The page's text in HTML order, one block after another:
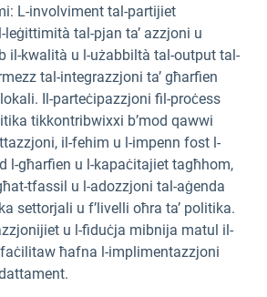
L-involviment tal-partijiet
tal-pjan ta’ azzjoni u
il-kwalità u l-użabbiltà tal-output tal-
tal-integrazzjoni ta’ għarfien
Il-parteċipazzjoni fil-proċess
tikkontribwixxi b’mod qawwi
il-fehim u l-impenn fost l-
l-għarfien u l-kapaċitajiet tagħhom,
tfassil u l-adozzjoni tal-aġenda
settorjali u f’livelli oħra ta’ politika.
u l-fiduċja mibnija matul il-
ħafna l-implimentazzjoni